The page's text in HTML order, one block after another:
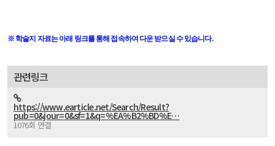
※ 학술지 자료는 아래 링크를 통해 접속하여 다운 받으실 수 있습니다.
관련링크
https://www.earticle.net/Search/Result?
pub=0&jour=0&sf=1&q=%EA%B2%BD%E…
1076회 연결